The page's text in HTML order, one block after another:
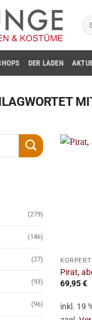
DER LADEN
(279)
(146)
(27)
(93)
(96)
Pirat,
69,95€
inkl. 19